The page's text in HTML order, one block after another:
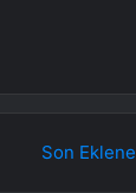
Son